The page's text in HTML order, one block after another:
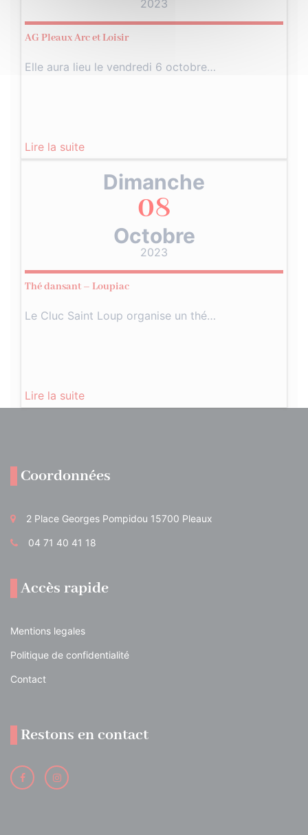
2023
AG Pleaux Arc et Loisir
Elle aura lieu le vendredi 6 octobre…
Lire la suite
Dimanche
08
Octobre
2023
Thé dansant – Loupiac
Le Cluc Saint Loup organise un thé…
Lire la suite
Coordonnées
2 Place Georges Pompidou 15700 Pleaux
04 71 40 41 18
Accès rapide
Mentions legales
Politique de confidentialité
Contact
Restons en contact